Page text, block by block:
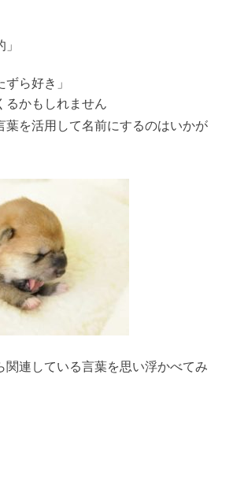
ずら好き」
るかもしれません
葉を活用して名前にするのはいかが
関連している言葉を思い浮かべてみ